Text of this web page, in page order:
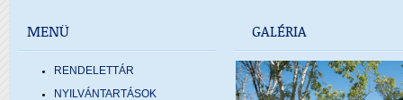
MENÜ
RENDELETTÁR
NYILVÁNTARTÁSOK
GALÉRIA